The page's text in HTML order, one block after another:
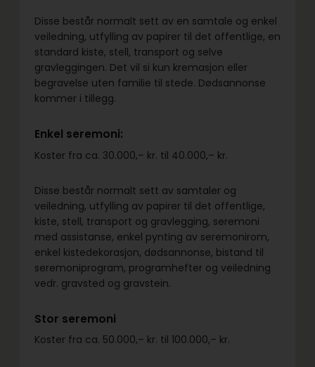
Disse består normalt sett av en samtale og enkel
veiledning, utfylling av papirer til det offentlige, en
standard kiste, stell, transport og selve
gravleggingen. Det vil si kun kremasjon eller
begravelse uten familie til stede. Dødsannonse
kommer i tillegg.
Enkel seremoni:
Koster fra ca. 30.000,– kr. til 40.000,– kr.
Disse består normalt sett av samtaler og
veiledning, utfylling av papirer til det offentlige,
kiste, stell, transport og gravlegging, seremoni
med assistanse, enkel pynting av seremonirom,
enkel kistedekorasjon, dødsannonse, bistand til
seremoniprogram, programhefter og veiledning
vedr. gravsted og gravstein.
Stor seremoni
Koster fra ca. 50.000,– kr. til 100.000,– kr.